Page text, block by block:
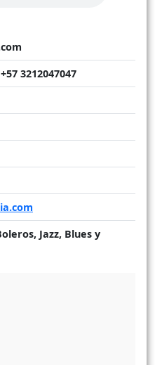
3212047047
Jazz, Blues y